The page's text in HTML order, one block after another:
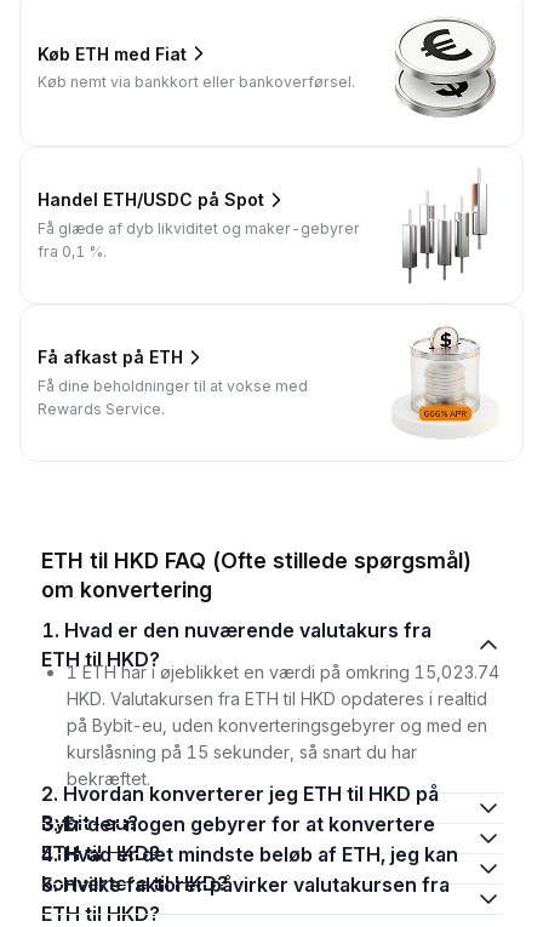
Køb ETH med Fiat
Køb nemt via bankkort eller bankoverførsel.
Handel ETH/USDC på Spot
Få glæde af dyb likviditet og maker-gebyrer
fra 0,1 %.
Få afkast på ETH
Få dine beholdninger til at vokse med
Rewards Service.
ETH til HKD FAQ (Ofte stillede spørgsmål)
om konvertering
1. Hvad er den nuværende valutakurs fra
ETH til HKD?
1 ETH har i øjeblikket en værdi på omkring 15,023.74
HKD. Valutakursen fra ETH til HKD opdateres i realtid
på Bybit-eu, uden konverteringsgebyrer og med en
kurslåsning på 15 sekunder, så snart du har
bekræftet.
2. Hvordan konverterer jeg ETH til HKD på
Bybit-eu?
3. Er der nogen gebyrer for at konvertere
ETH til HKD?
4. Hvad er det mindste beløb af ETH, jeg kan
konvertere til HKD?
5. Hvilke faktorer påvirker valutakursen fra
ETH til HKD?